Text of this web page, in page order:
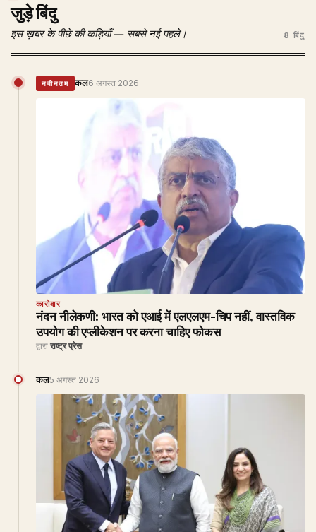
जुड़े बिंदु
इस ख़बर के पीछे की कड़ियाँ — सबसे नई पहले। 8 बिंदु
नवीनतम कल6 अगस्त 2026
कारोबार
नंदन नीलेकणी: भारत को एआई में एलएलएम-चिप नहीं, वास्तविक
उपयोग की एप्लीकेशन पर करना चाहिए फोकस
द्वारा राष्ट्र प्रेस
कल5 अगस्त 2026